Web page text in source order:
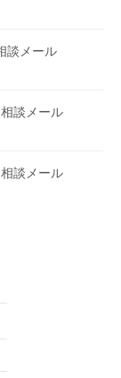
談メール
談メール
談メール